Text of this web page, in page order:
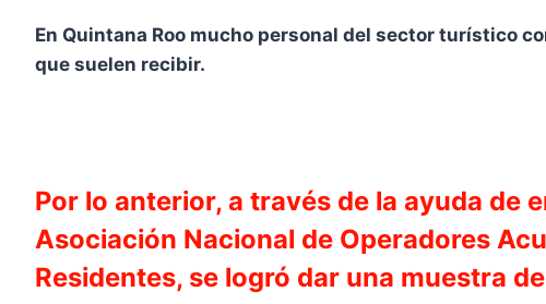
En Quintana Roo mucho personal del sector turístico
que suelen recibir.
Por lo anterior, a través de la ayuda de
Asociación Nacional de Operadores
Residentes, se logró dar una muestra